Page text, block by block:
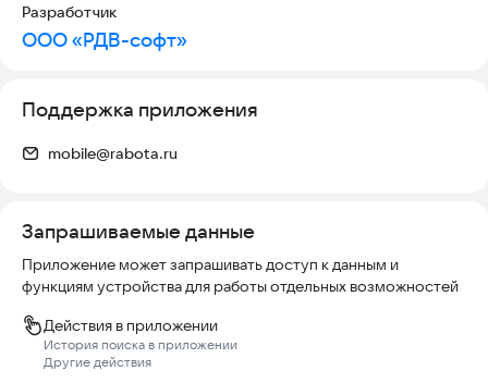
проверенных сервисом компаний, чтобы не рисковать
напрасно.
вахтой и удаленно. Смотрите самые разные предложения
для тех, кто решил построить свою карьеру.
Разработчик
ООО «РДВ-софт»
Поддержка приложения
mobile@rabota.ru
Запрашиваемые данные
Приложение может запрашивать доступ к данным и
функциям устройства для работы отдельных возможностей
Действия в приложении
История поиска в приложении
Другие действия